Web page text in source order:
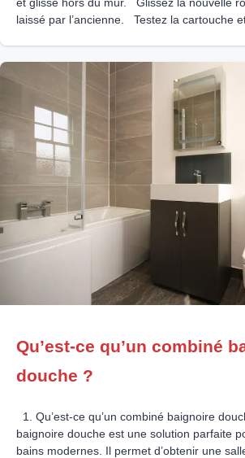
laissé par l’ancienne. Testez la cartouche
Qu’est-ce qu’un combiné
douche ?
1. Qu’est-ce qu’un combiné baignoire
baignoire douche est une solution parfaite
bains modernes. Il permet d’obtenir une